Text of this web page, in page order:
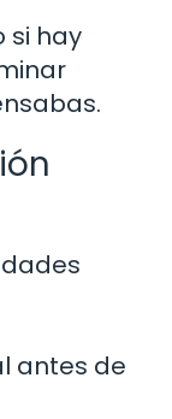
si hay
antes de